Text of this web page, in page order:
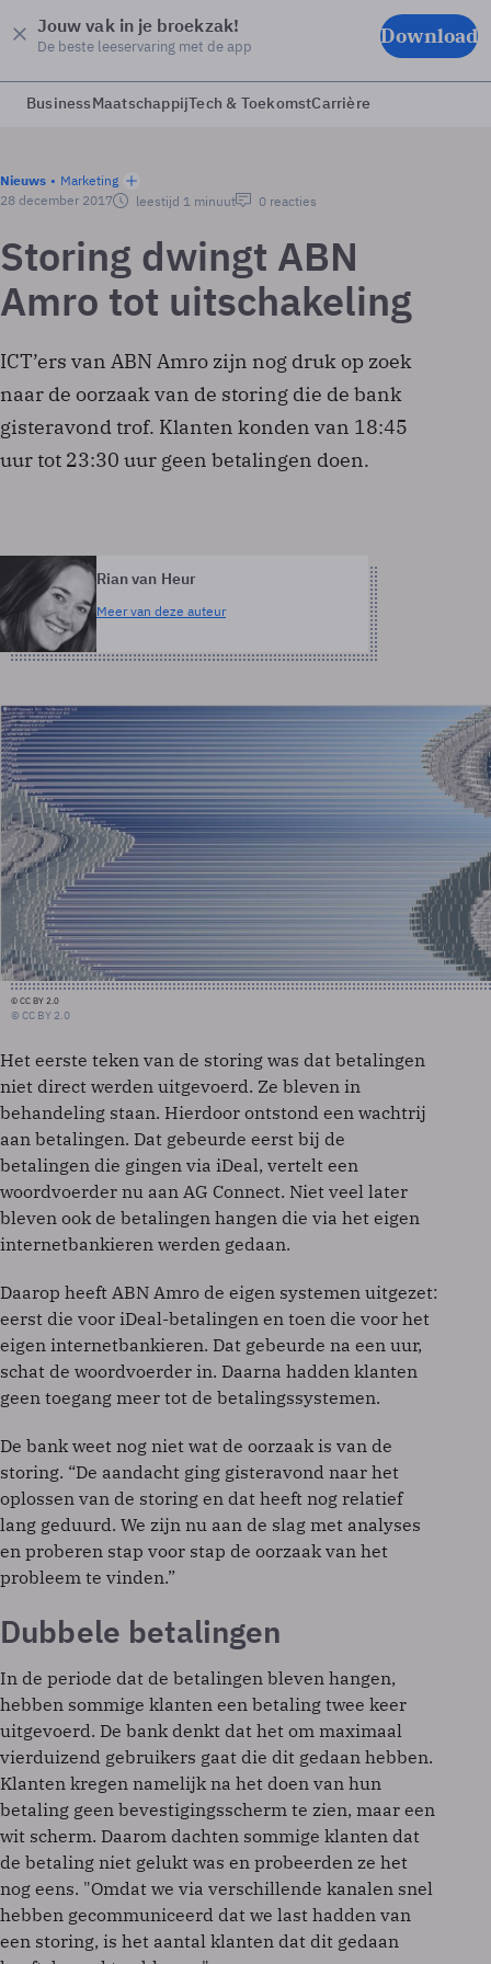
Jouw vak in je broekzak!
De beste leeservaring met de app Download
BusinessMaatschappijTech & ToekomstCarrière
Nieuws
Marketing
28 december 2017
leestijd 1 minuut 0 reacties
Storing dwingt ABN
Amro tot uitschakeling
ICT’ers van ABN Amro zijn nog druk op zoek
naar de oorzaak van de storing die de bank
gisteravond trof. Klanten konden van 18:45
uur tot 23:30 uur geen betalingen doen.
Rian van Heur
Meer van deze auteur
© CC BY 2.0
© CC BY 2.0
Het eerste teken van de storing was dat betalingen
niet direct werden uitgevoerd. Ze bleven in
behandeling staan. Hierdoor ontstond een wachtrij
aan betalingen. Dat gebeurde eerst bij de
betalingen die gingen via iDeal, vertelt een
woordvoerder nu aan AG Connect. Niet veel later
bleven ook de betalingen hangen die via het eigen
internetbankieren werden gedaan.
Daarop heeft ABN Amro de eigen systemen uitgezet:
eerst die voor iDeal-betalingen en toen die voor het
eigen internetbankieren. Dat gebeurde na een uur,
schat de woordvoerder in. Daarna hadden klanten
geen toegang meer tot de betalingssystemen.
De bank weet nog niet wat de oorzaak is van de
storing. “De aandacht ging gisteravond naar het
oplossen van de storing en dat heeft nog relatief
lang geduurd. We zijn nu aan de slag met analyses
en proberen stap voor stap de oorzaak van het
probleem te vinden.”
Dubbele betalingen
In de periode dat de betalingen bleven hangen,
hebben sommige klanten een betaling twee keer
uitgevoerd. De bank denkt dat het om maximaal
vierduizend gebruikers gaat die dit gedaan hebben.
Klanten kregen namelijk na het doen van hun
betaling geen bevestigingsscherm te zien, maar een
wit scherm. Daarom dachten sommige klanten dat
de betaling niet gelukt was en probeerden ze het
nog eens. "Omdat we via verschillende kanalen snel
hebben gecommuniceerd dat we last hadden van
een storing, is het aantal klanten dat dit gedaan